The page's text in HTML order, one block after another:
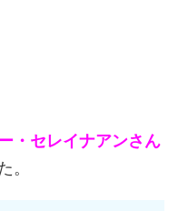
・セレイナアンさん
。